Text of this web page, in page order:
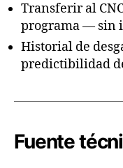
Transferir al
programa — sin
Historial de
predictibilidad
Fuente